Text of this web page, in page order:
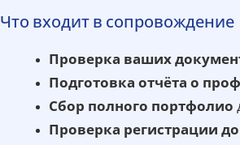
Что входит в сопровождение
Проверка ваших
Подготовка отчёта о
Сбор полного портфолио
Проверка регистрации